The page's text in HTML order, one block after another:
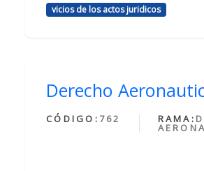
vicios de los actos juridicos
Derecho
CÓDIGO: 762 RAMA: